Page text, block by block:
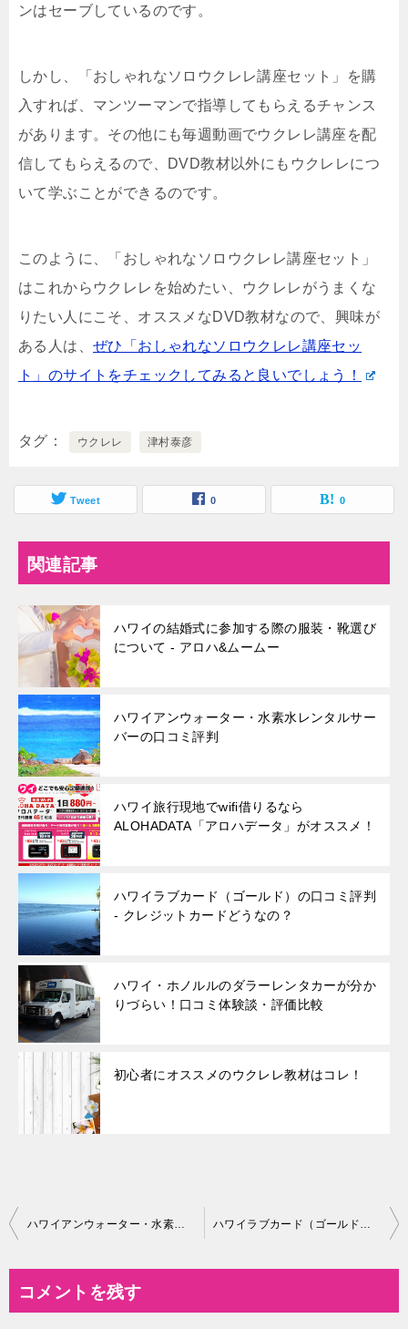
ンはセーブしているのです。
しかし、「おしゃれなソロウクレレ講座セット」を購
入すれば、マンツーマンで指導してもらえるチャンス
があります。その他にも毎週動画でウクレレ講座を配
信してもらえるので、DVD教材以外にもウクレレにつ
いて学ぶことができるのです。
このように、「おしゃれなソロウクレレ講座セット」
はこれからウクレレを始めたい、ウクレレがうまくな
りたい人にこそ、オススメなDVD教材なので、興味が
ある人は、 ぜひ「おしゃれなソロウクレレ講座セッ
ト」のサイトをチェックしてみると良いでしょう！
タグ ウクレレ 津村泰彦
Tweet 0 0
関連記事
ハワイの結婚式に参加する際の服装・靴選び
について - アロハ&ムームー
ハワイアンウォーター・水素水レンタルサー
バーの口コミ評判
ハワイ旅行現地でwifi借りるなら
ALOHADATA「アロハデータ」がオススメ！
ハワイラブカード（ゴールド）の口コミ評判
- クレジットカードどうなの？
ハワイ・ホノルルのダラーレンタカーが分か
りづらい！口コミ体験談・評価比較
初心者にオススメのウクレレ教材はコレ！
投
ビ
ハワイアンウォーター・水素水レンタルサーバーの口コミ評判 ハワイラブカード（ゴールド）の口コミ評判 – クレジットカードどうなの？
コメントを残す